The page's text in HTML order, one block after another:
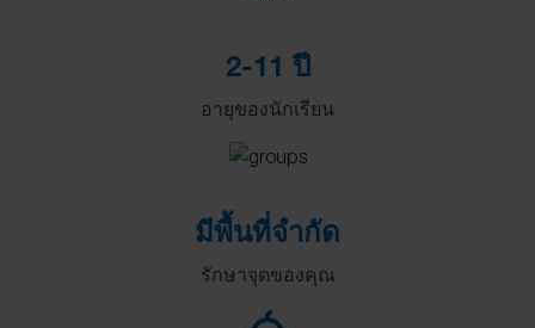
2-11 ปี
อายุของนักเรียน
มีพื้นที่จำกัด
รักษาจุดของคุณ